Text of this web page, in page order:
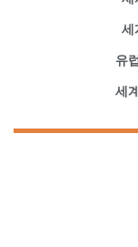
세
유
세